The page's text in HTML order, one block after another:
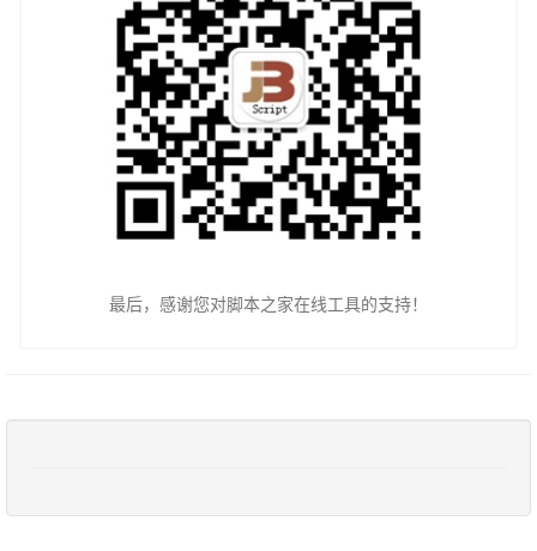
最后，感谢您对脚本之家在线工具的支持！